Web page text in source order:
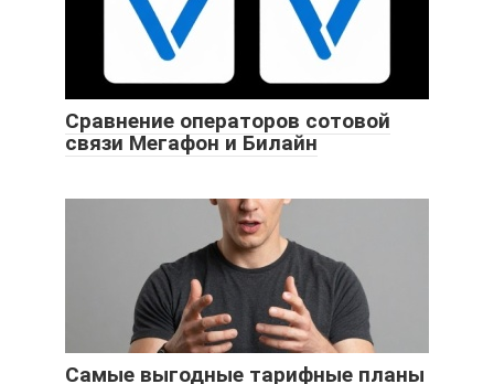
Сравнение операторов сотовой
связи Мегафон и Билайн
Самые выгодные тарифные планы